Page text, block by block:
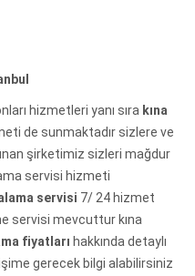
hizmetleri yanı sıra kına
de sunmaktadır sizlere ve
şirketimiz sizleri mağdur
servisi hizmeti
servisi 7/ 24 hizmet
servisi mevcuttur kına
fiyatları hakkında detaylı
gerecek bilgi alabilirsiniz